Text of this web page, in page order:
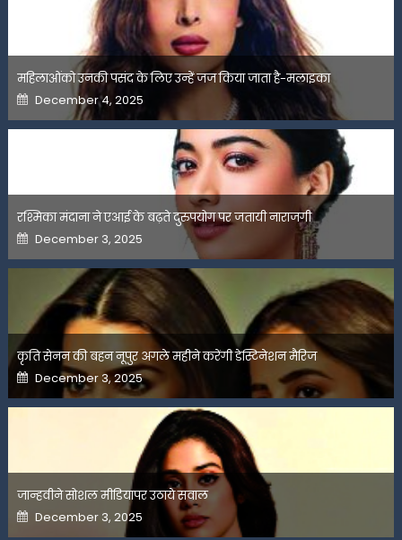
महिलाओंको उनकी पसंद के लिए उन्हें जज किया जाता है-मलाइका
Posted
on
December 4, 2025
रश्मिका मंदाना ने एआई के बढ़ते दुरुपयोग पर जतायी नाराजगी
Posted
on
December 3, 2025
कृति सेनन की बहन नूपुर अगले महीने करेंगी डेस्टिनेशन मैरिज
Posted
on
December 3, 2025
जान्हवीने सोशल मीडियापर उठाये सवाल
Posted
on
December 3, 2025